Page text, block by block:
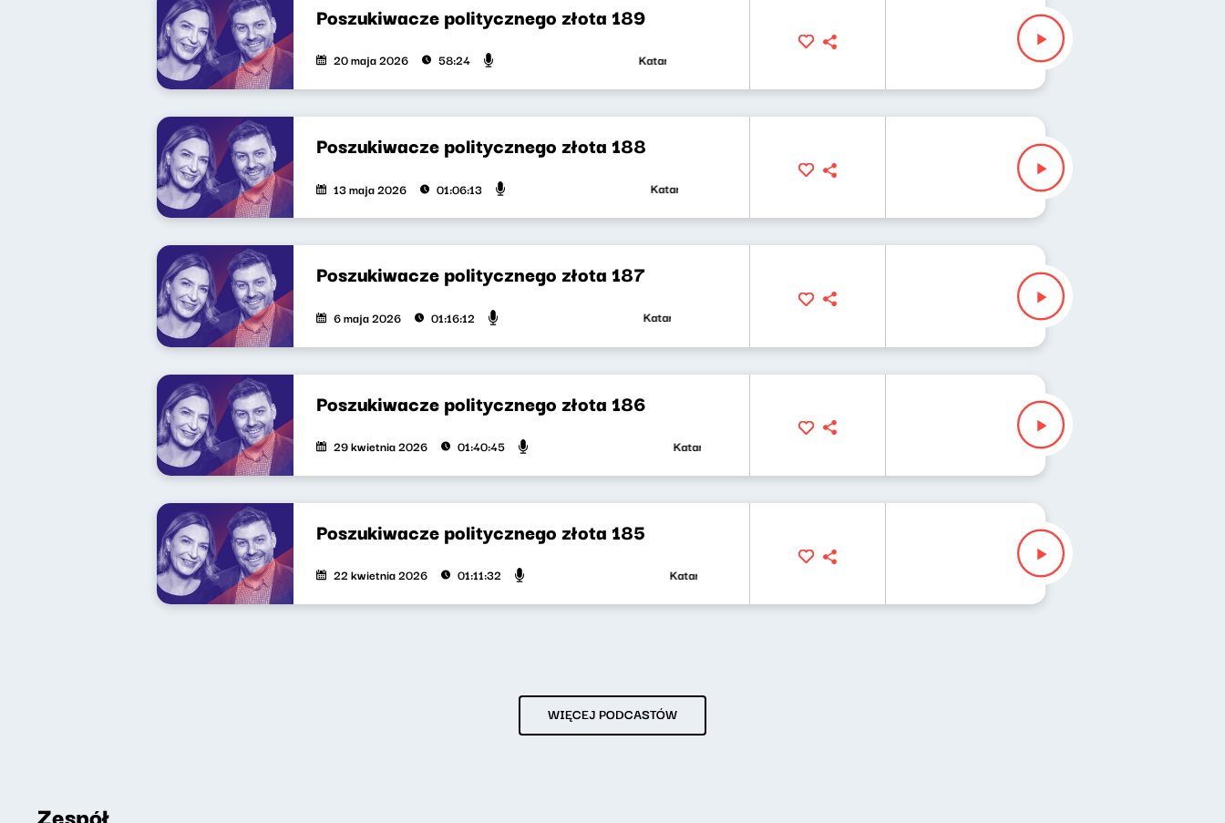
Poszukiwacze politycznego złota 189
20 maja 2026 58:24 Katarzyna Kasia, Klaudiusz Slezak
Poszukiwacze politycznego złota 188
13 maja 2026 01:06:13 Katarzyna Kasia, Klaudiusz Slezak
Poszukiwacze politycznego złota 187
6 maja 2026 01:16:12 Katarzyna Kasia, Klaudiusz Slezak
Poszukiwacze politycznego złota 186
29 kwietnia 2026 01:40:45 Katarzyna Kasia, Klaudiusz Slezak
Poszukiwacze politycznego złota 185
22 kwietnia 2026 01:11:32 Katarzyna Kasia, Klaudiusz Slezak
WIĘCEJ PODCASTÓW
Zespół